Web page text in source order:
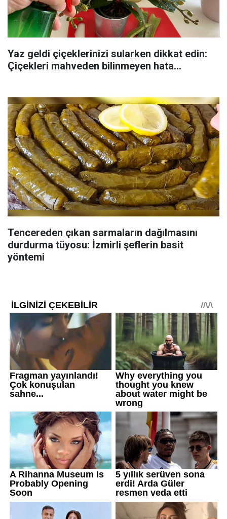
Yaz geldi çiçeklerinizi sularken dikkat edin:
Çiçekleri mahveden bilinmeyen hata...
Tencereden çıkan sarmaların dağılmasını
durdurma tüyosu: İzmirli şeflerin basit
yöntemi